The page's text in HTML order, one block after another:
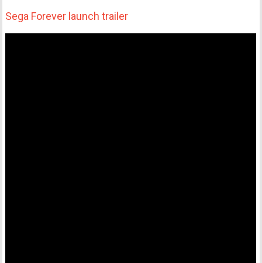
Sega Forever launch trailer